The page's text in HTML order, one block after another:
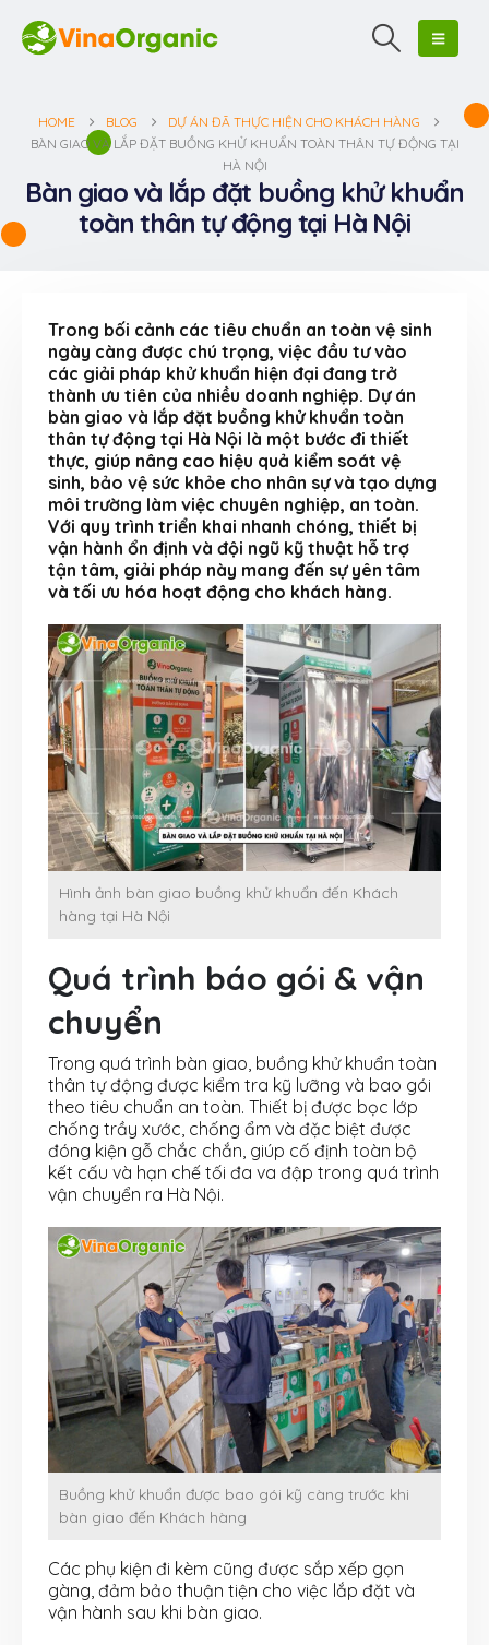
HOME BLOG
DỰ ÁN ĐÃ THỰC HIỆN CHO KHÁCH HÀNG
BÀN GIAO VÀ LẮP ĐẶT BUỒNG KHỬ KHUẨN TOÀN THÂN TỰ ĐỘNG TẠI
HÀ NỘI
Bàn giao và lắp đặt buồng khử khuẩn
toàn thân tự động tại Hà Nội
Trong bối cảnh các tiêu chuẩn an toàn vệ sinh
ngày càng được chú trọng, việc đầu tư vào
các giải pháp khử khuẩn hiện đại đang trở
thành ưu tiên của nhiều doanh nghiệp. Dự án
bàn giao và lắp đặt buồng khử khuẩn toàn
thân tự động tại Hà Nội là một bước đi thiết
thực, giúp nâng cao hiệu quả kiểm soát vệ
sinh, bảo vệ sức khỏe cho nhân sự và tạo dựng
môi trường làm việc chuyên nghiệp, an toàn.
Với quy trình triển khai nhanh chóng, thiết bị
vận hành ổn định và đội ngũ kỹ thuật hỗ trợ
tận tâm, giải pháp này mang đến sự yên tâm
và tối ưu hóa hoạt động cho khách hàng.
Hình ảnh bàn giao buồng khử khuẩn đến Khách
hàng tại Hà Nội
Quá trình báo gói & vận
chuyển
Trong quá trình bàn giao, buồng khử khuẩn toàn
thân tự động được kiểm tra kỹ lưỡng và bao gói
theo tiêu chuẩn an toàn. Thiết bị được bọc lớp
chống trầy xước, chống ẩm và đặc biệt được
đóng kiện gỗ chắc chắn, giúp cố định toàn bộ
kết cấu và hạn chế tối đa va đập trong quá trình
vận chuyển ra Hà Nội.
Buồng khử khuẩn được bao gói kỹ càng trước khi
bàn giao đến Khách hàng
Các phụ kiện đi kèm cũng được sắp xếp gọn
gàng, đảm bảo thuận tiện cho việc lắp đặt và
vận hành sau khi bàn giao.